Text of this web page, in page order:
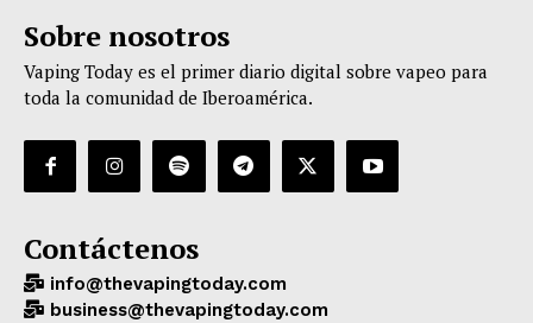
Sobre nosotros
Vaping Today es el primer diario digital sobre vapeo para
toda la comunidad de Iberoamérica.
Contáctenos
info@thevapingtoday.com
business@thevapingtoday.com